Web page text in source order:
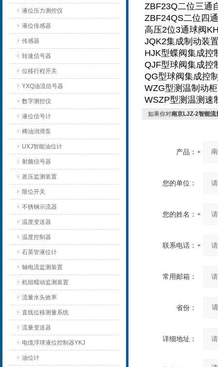
液位压力测控仪
液位传感器
传感器
转速信号器
位移行程开关
YXQ油流信号器
数字测控仪
液位信号计
稀油润滑泵
UXJ智能油位计
射频信号器
差压监测装置
限位开关
不锈钢示流器
温度变送器
温度控制器
石英管液位计
轴电流监测装置
机组蠕动监测装置
流量水头效率
直线位移测量系统
流量变送器
电缆浮球液位控制器YKJ
油位计
ZBF23Q二位三通
ZBF24QS二位四
高压2位3通球阀
JQK2集成制动装
HJK型蝶阀集成控
QJF型球阀集成控
QG型球阀集成控
WZG型测温制动柜
WSZP型测温测速
如果你对南京LJZ-2智能流
产品：
您的单位：
您的姓名：
联系电话：
常用邮箱：
省份：
详细地址：